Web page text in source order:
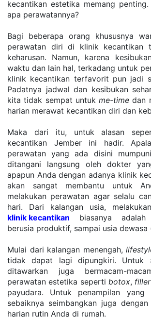
kecantikan estetika memang
apa perawatannya?
Bagi beberapa orang khususnya
perawatan diri di klinik kecantikan
keharusan. Namun, karena
waktu dan lain hal, terkadang untuk
klinik kecantikan terfavorit pun jadi
Padatnya jadwal dan kesibukan
kita tidak sempat untuk me-time dan
harian merawat kecantikan diri dan
Maka dari itu, untuk alasan
kecantikan Jember ini hadir.
perawatan yang ada disini
ditangani langsung oleh dokter
apapun Anda dengan adanya klinik
akan sangat membantu untuk
melakukan perawatan agar selalu
hari. Dari kalangan usia,
klinik kecantikan biasanya adalah
berusia produktif, sampai usia dewasa
Mulai dari kalangan menengah,
tidak dapat lagi dipungkiri. Untuk
ditawarkan juga bermacam-
perawatan estetika seperti botox, filler
payudara. Untuk penampilan yang
sebaiknya seimbangkan juga
harian rutin Anda di rumah.